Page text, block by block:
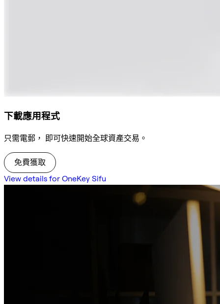
下載應用程式
只需電郵， 即可快速開始全球資產交易。
免費獲取
View details for OneKey Sifu